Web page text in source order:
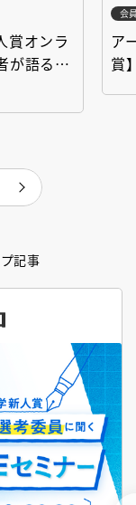
記事
賞オンラ
が語る
会
ア
賞